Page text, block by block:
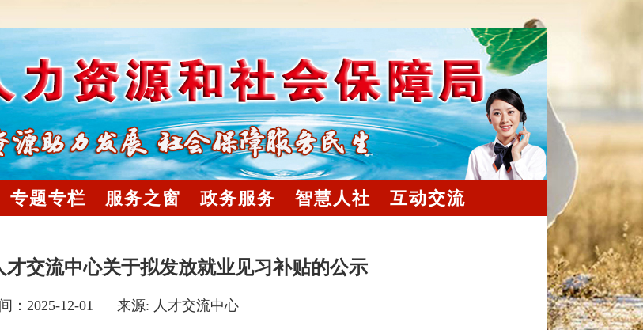
专题专栏 服务之窗 政务服务 智慧人社 互动交流
才交流中心关于拟发放就业见习补贴的公示
：2025-12-01 来源: 人才交流中心